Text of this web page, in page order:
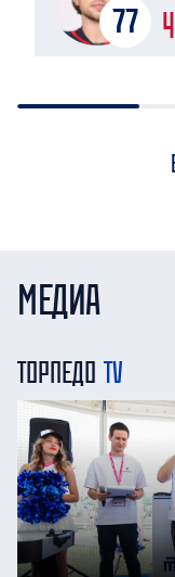
77
МЕДИА
ТОРПЕДО TV